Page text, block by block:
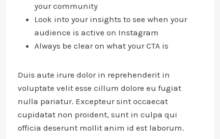
your community
Look into your insights to see when your
audience is active on Instagram
Always be clear on what your CTA is
Duis aute irure dolor in reprehenderit in
voluptate velit esse cillum dolore eu fugiat
nulla pariatur. Excepteur sint occaecat
cupidatat non proident, sunt in culpa qui
officia deserunt mollit anim id est laborum.